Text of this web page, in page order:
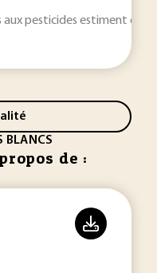
aux pesticides estiment
BLANCS
de :